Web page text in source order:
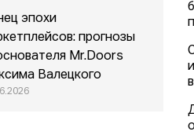
эпохи
прогнозы
Mr.Doors
Валецкого